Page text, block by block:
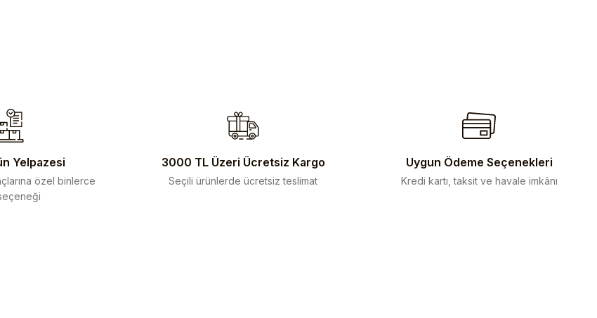
Yelpazesi
özel binlerce
3000 TL Üzeri Ücretsiz Kargo
Seçili ürünlerde ücretsiz teslimat
Uygun Ödeme Seçenekleri
Kredi kartı, taksit ve havale imkânı